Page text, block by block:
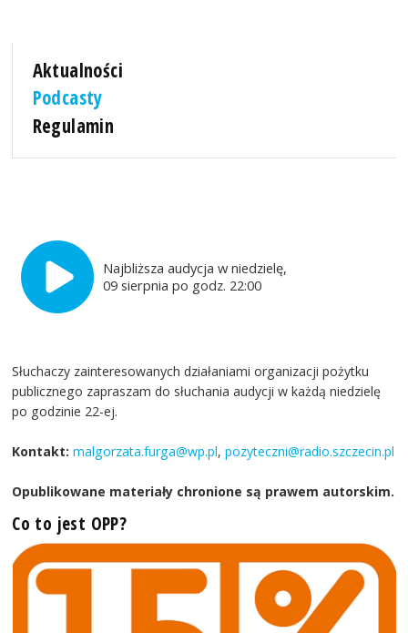
Aktualności
Podcasty
Regulamin
Najbliższa audycja w niedzielę,
09 sierpnia po godz. 22:00
Słuchaczy zainteresowanych działaniami organizacji pożytku
publicznego zapraszam do słuchania audycji w każdą niedzielę
po godzinie 22-ej.
Kontakt: malgorzata.furga@wp.pl,pozyteczni@radio.szczecin.pl
Opublikowane materiały chronione są prawem autorskim.
Co to jest OPP?